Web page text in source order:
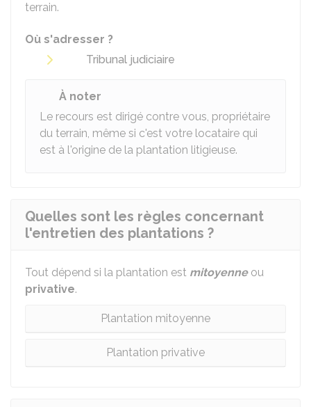
terrain.
Où s'adresser ?
Tribunal judiciaire
À noter
Le recours est dirigé contre vous, propriétaire
du terrain, même si c'est votre locataire qui
est à l'origine de la plantation litigieuse.
Quelles sont les règles concernant
l'entretien des plantations ?
Tout dépend si la plantation est mitoyenneou
privative.
Plantation mitoyenne
Plantation privative